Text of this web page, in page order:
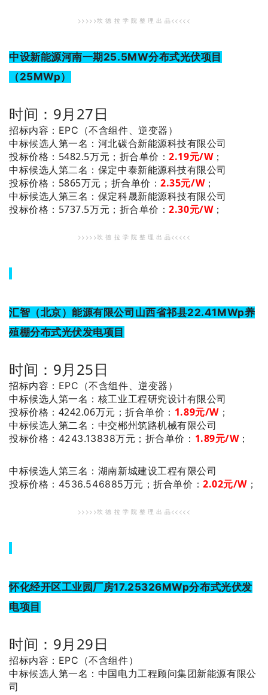
>>>>>坎 德 拉 学 院 整 理 出 品<<<<<
中设新能源河南一期25.5MW分布式光伏项目
（25MWp）
时间：9月27日
招标内容：EPC（不含组件、逆变器）
中标候选人第一名 ：河北碳合新能源科技有限公司
投标价格：5482.5万元； 折合单价：2.19元/W；
中标候选人第二名 ：保定中泰新能源科技有限公司
投标价格：5865万元； 折合单价：2.35元/W；
中标候选人第三名 ：保定科晟新能源科技有限公司
投标价格：5737.5万元； 折合单价：2.30元/W；
>>>>>坎 德 拉 学 院 整 理 出 品<<<<<
汇智（北京）能源有限公司山西省祁县22.41MWp养
殖棚分布式光伏发电项目
时间：9月25日
招标内容：EPC（不含组件、逆变器）
中标候选人第一名 ：核工业工程研究设计有限公司
投标价格：4242.06万元；折合单价： 1.89元/W；
中标候选人第二名 ：中交郴州筑路机械有限公司
投标价格：4243.13838万元； 折合单价： 1.89元/W；
中标候选人第三名 ：湖南新城建设工程有限公司
投标价格：4536.546885万元；折合单价：2.02元/W；
>>>>>坎 德 拉 学 院 整 理 出 品<<<<<
怀化经开区工业园厂房17.25326MWp分布式光伏发
电项目
时间：9月29日
招标内容：EPC（不含组件）
中标候选人第一名 ：中国电力工程顾问集团新能源有限公
司